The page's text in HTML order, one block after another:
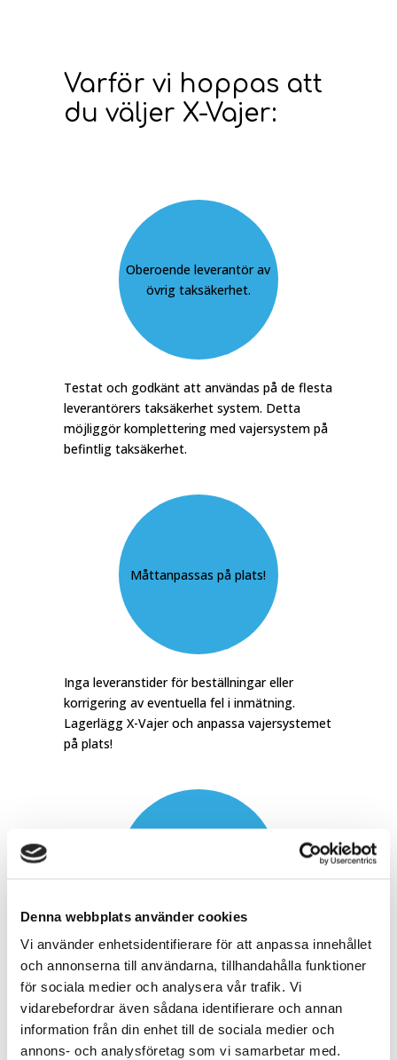
Denna webbplats använder cookies
Vi använder enhetsidentifierare för att anpassa innehållet
och annonserna till användarna, tillhandahålla funktioner
för sociala medier och analysera vår trafik. Vi
vidarebefordrar även sådana identifierare och annan
information från din enhet till de sociala medier och
annons- och analysföretag som vi samarbetar med.
Varför vi hoppas att
du väljer X-Vajer:
Oberoende leverantör av
övrig taksäkerhet.
Testat och godkänt att användas på de flesta
leverantörers taksäkerhet system. Detta
möjliggör komplettering med vajersystem på
befintlig taksäkerhet.
Måttanpassas på plats!
Inga leveranstider för beställningar eller
korrigering av eventuella fel i inmätning.
Lagerlägg X-Vajer och anpassa vajersystemet
på plats!
Med konkurrenskraftigt pris, effektiva
montage samt en enkel kalkyl sparar du tid
och pengar.